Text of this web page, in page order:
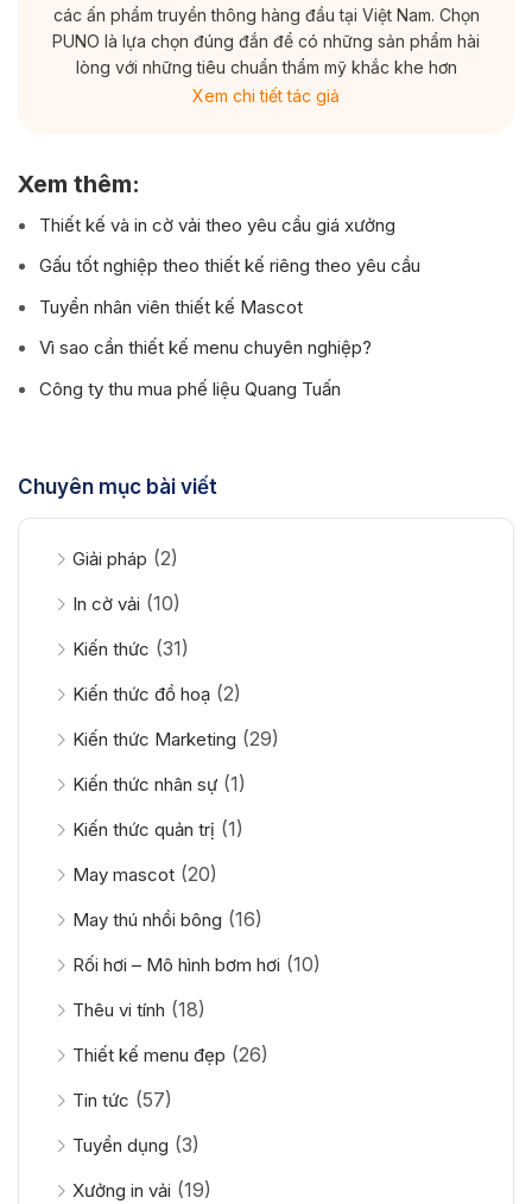
các ấn phẩm truyền thông hàng đầu tại Việt Nam. Chọn
PUNO là lựa chọn đúng đắn để có những sản phẩm hài
lòng với những tiêu chuẩn thẩm mỹ khắc khe hơn
Xem chi tiết tác giả
Xem thêm:
Thiết kế và in cờ vải theo yêu cầu giá xưởng
Gấu tốt nghiệp theo thiết kế riêng theo yêu cầu
Tuyển nhân viên thiết kế Mascot
Vì sao cần thiết kế menu chuyên nghiệp?
Công ty thu mua phế liệu Quang Tuấn
Chuyên mục bài viết
Giải pháp (2)
In cờ vải (10)
Kiến thức (31)
Kiến thức đồ hoạ (2)
Kiến thức Marketing (29)
Kiến thức nhân sự (1)
Kiến thức quản trị (1)
May mascot (20)
May thú nhồi bông (16)
Rối hơi – Mô hình bơm hơi (10)
Thêu vi tính (18)
Thiết kế menu đẹp (26)
Tin tức (57)
Tuyển dụng (3)
Xưởng in vải (19)